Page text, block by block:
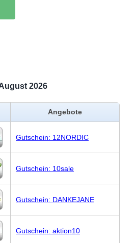
2026
Angebote
Gutschein: 12NORDIC
Gutschein: 10sale
Gutschein: DANKEJANE
Gutschein: aktion10